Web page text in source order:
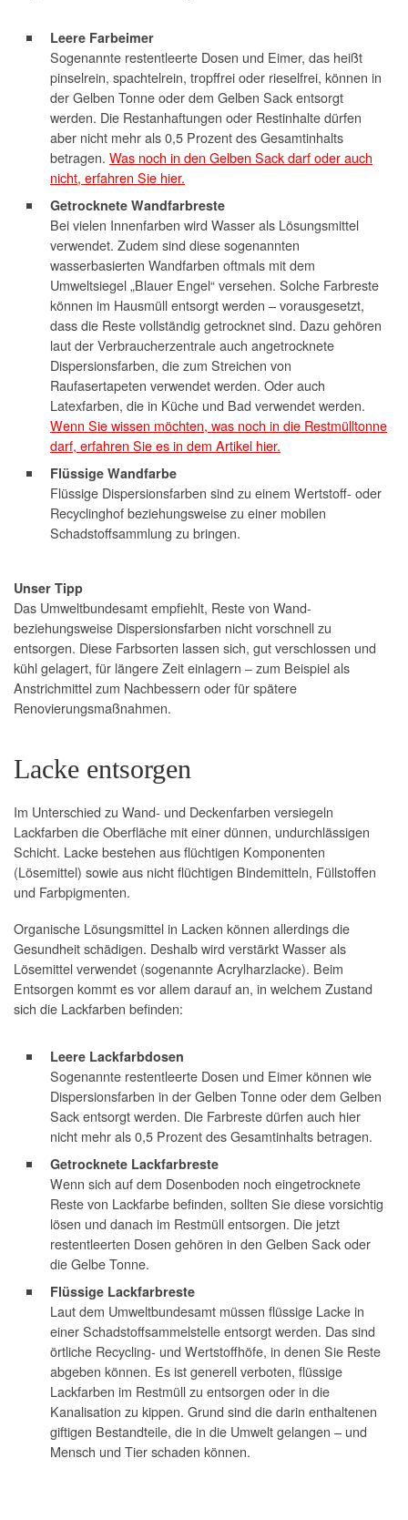
Leere Farbeimer
Sogenannte restentleerte Dosen und Eimer, das heißt
pinselrein, spachtelrein, tropffrei oder rieselfrei, können in
der Gelben Tonne oder dem Gelben Sack entsorgt
werden. Die Restanhaftungen oder Restinhalte dürfen
aber nicht mehr als 0,5 Prozent des Gesamtinhalts
betragen. Was noch in den Gelben Sack darf oder auch
nicht, erfahren Sie hier.
Getrocknete Wandfarbreste
Bei vielen Innenfarben wird Wasser als Lösungsmittel
verwendet. Zudem sind diese sogenannten
wasserbasierten Wandfarben oftmals mit dem
Umweltsiegel „Blauer Engel“ versehen. Solche Farbreste
können im Hausmüll entsorgt werden – vorausgesetzt,
dass die Reste vollständig getrocknet sind. Dazu gehören
laut der Verbraucherzentrale auch angetrocknete
Dispersionsfarben, die zum Streichen von
Raufasertapeten verwendet werden. Oder auch
Latexfarben, die in Küche und Bad verwendet werden.
Wenn Sie wissen möchten, was noch in die Restmülltonne
darf, erfahren Sie es in dem Artikel hier.
Flüssige Wandfarbe
Flüssige Dispersionsfarben sind zu einem Wertstoff- oder
Recyclinghof beziehungsweise zu einer mobilen
Schadstoffsammlung zu bringen.
Unser Tipp
Das Umweltbundesamt empfiehlt, Reste von Wand-
beziehungsweise Dispersionsfarben nicht vorschnell zu
entsorgen. Diese Farbsorten lassen sich, gut verschlossen und
kühl gelagert, für längere Zeit einlagern ‒ zum Beispiel als
Anstrichmittel zum Nachbessern oder für spätere
Renovierungsmaßnahmen.
Lacke entsorgen
Im Unterschied zu Wand- und Deckenfarben versiegeln
Lackfarben die Oberfläche mit einer dünnen, undurchlässigen
Schicht. Lacke bestehen aus flüchtigen Komponenten
(Lösemittel) sowie aus nicht flüchtigen Bindemitteln, Füllstoffen
und Farbpigmenten.
Organische Lösungsmittel in Lacken können allerdings die
Gesundheit schädigen. Deshalb wird verstärkt Wasser als
Lösemittel verwendet (sogenannte Acrylharzlacke). Beim
Entsorgen kommt es vor allem darauf an, in welchem Zustand
sich die Lackfarben befinden:
Leere Lackfarbdosen
Sogenannte restentleerte Dosen und Eimer können wie
Dispersionsfarben in der Gelben Tonne oder dem Gelben
Sack entsorgt werden. Die Farbreste dürfen auch hier
nicht mehr als 0,5 Prozent des Gesamtinhalts betragen.
Getrocknete Lackfarbreste
Wenn sich auf dem Dosenboden noch eingetrocknete
Reste von Lackfarbe befinden, sollten Sie diese vorsichtig
lösen und danach im Restmüll entsorgen. Die jetzt
restentleerten Dosen gehören in den Gelben Sack oder
die Gelbe Tonne.
Flüssige Lackfarbreste
Laut dem Umweltbundesamt müssen flüssige Lacke in
einer Schadstoffsammelstelle entsorgt werden. Das sind
örtliche Recycling- und Wertstoffhöfe, in denen Sie Reste
abgeben können. Es ist generell verboten, flüssige
Lackfarben im Restmüll zu entsorgen oder in die
Kanalisation zu kippen. Grund sind die darin enthaltenen
giftigen Bestandteile, die in die Umwelt gelangen – und
Mensch und Tier schaden können.